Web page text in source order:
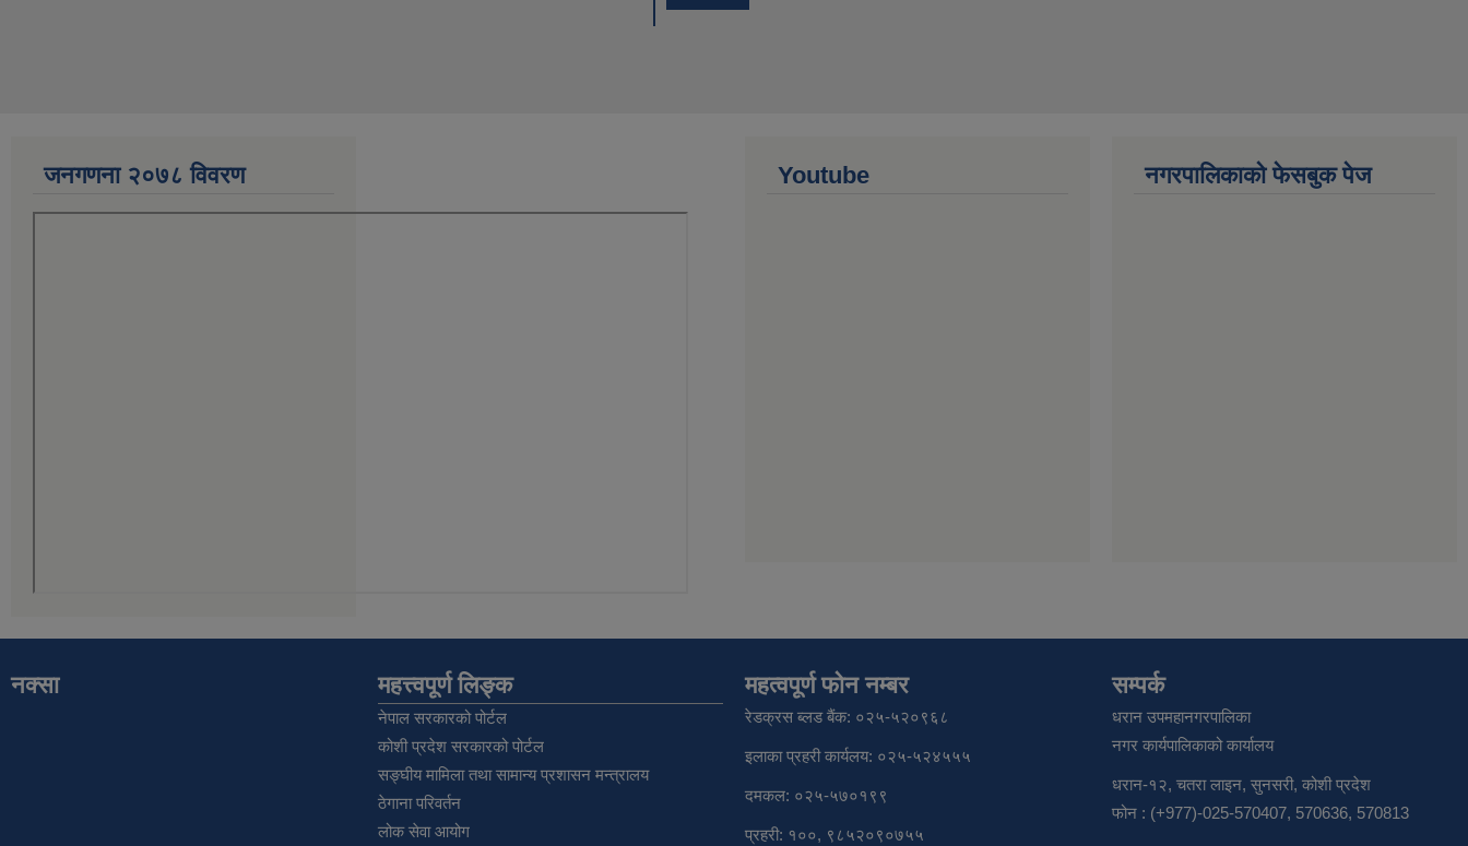
जनगणना २०७८ विवरण Youtube नगरपालिकाको फेसबुक पेज
नक्सा महत्त्वपूर्ण लिङ्क
नेपाल सरकारको पोर्टल
कोशी प्रदेश सरकारको पोर्टल
सङ्‍घीय मामिला तथा सामान्य प्रशासन मन्त्रालय
ठेगाना परिवर्तन
लोक सेवा आयोग
महत्वपूर्ण फोन नम्बर
रेडक्रस ब्लड बैंक: ०२५-५२०९६८
इलाका प्रहरी कार्यलय: ०२५-५२४५५५
दमकल: ०२५-५७०१९९
प्रहरी: १००, ९८५२०९०७५५
सम्पर्क
धरान उपमहानगरपालिका
नगर कार्यपालिकाको कार्यालय
धरान-१२, चतरा लाइन, सुनसरी, कोशी प्रदेश
फोन : (+977)-025-570407, 570636, 570813